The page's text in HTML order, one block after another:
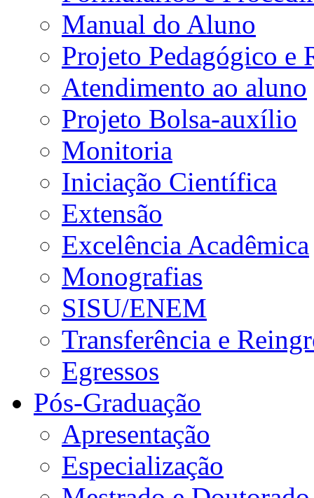
Manual do Aluno
Projeto Pedagógico e
Atendimento ao aluno
Projeto Bolsa-auxílio
Monitoria
Iniciação Científica
Extensão
Excelência Acadêmica
Monografias
SISU/ENEM
Transferência e
Egressos
Pós-Graduação
Apresentação
Especialização